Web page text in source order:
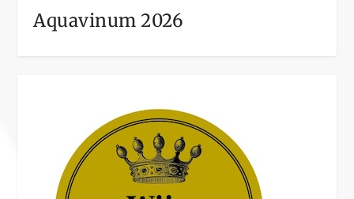
Aquavinum 2026